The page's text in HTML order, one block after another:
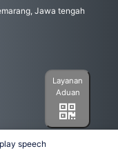
Jawa tengah
Layanan
Aduan
speech